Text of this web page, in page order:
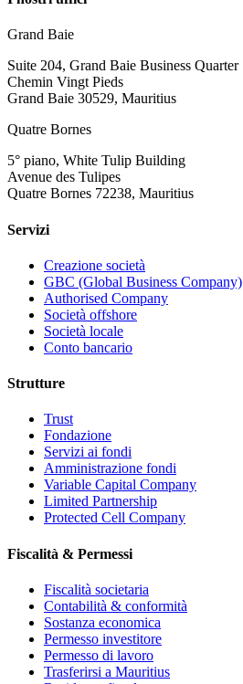
Grand Baie
Suite 204, Grand Baie Business Quarter
Chemin Vingt Pieds
Grand Baie 30529, Mauritius
Quatre Bornes
5° piano, White Tulip Building
Avenue des Tulipes
Quatre Bornes 72238, Mauritius
Servizi
Creazione società
GBC (Global Business Company)
Authorised Company
Società offshore
Società locale
Conto bancario
Strutture
Trust
Fondazione
Servizi ai fondi
Amministrazione fondi
Variable Capital Company
Limited Partnership
Protected Cell Company
Fiscalità & Permessi
Fiscalità societaria
Contabilità & conformità
Sostanza economica
Permesso investitore
Permesso di lavoro
Trasferirsi a Mauritius